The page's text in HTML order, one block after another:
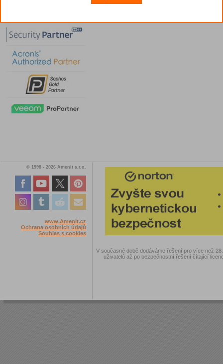
© 1998 - 2026 Amenit s.r.o.
www.Amenit.cz
Ochrana osobních údajů
Souhlas s cookies
V současné době dodáváme řešení pro více než
uživatelů až po bezpečnostní řešení čítající